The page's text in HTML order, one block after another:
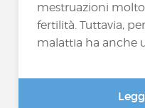
mestruazioni
fertilità. Tuttavia,
malattia ha anche